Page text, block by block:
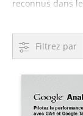
reconnus dans
outils de
alternatives à
des livres traitant
marché.
Filtrez par